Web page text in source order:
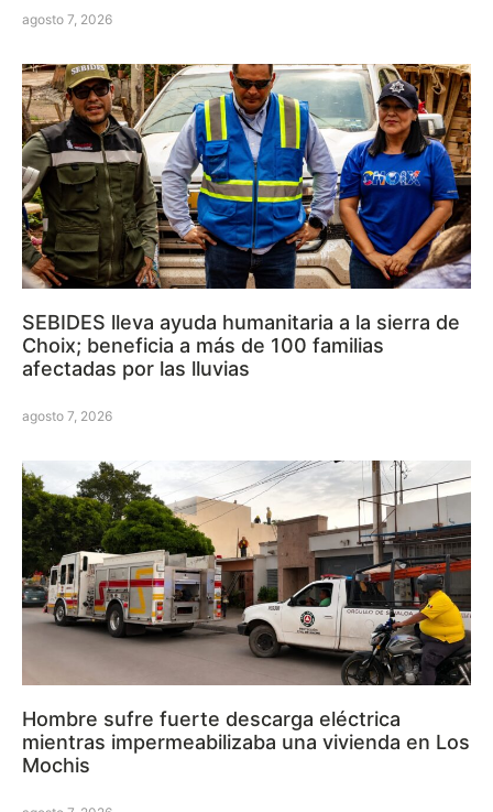
agosto 7, 2026
SEBIDES lleva ayuda humanitaria a la sierra de
Choix; beneficia a más de 100 familias
afectadas por las lluvias
agosto 7, 2026
Hombre sufre fuerte descarga eléctrica
mientras impermeabilizaba una vivienda en Los
Mochis